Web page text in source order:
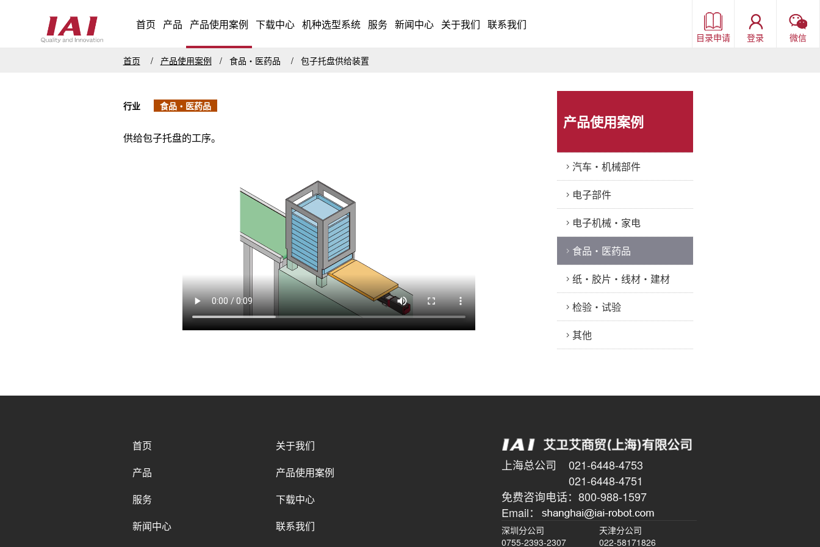
首页 产品 产品使用案例 下载中心 机种选型系统 服务 新闻中心 关于我们 联系我们
目录申请 登录
微信
首页
产品使用案例 食品・医药品 包子托盘供给装置
行业 食品・医药品
供给包子托盘的工序。
产品使用案例
汽车・机械部件
电子部件
电子机械・家电
食品・医药品
纸・胶片・线材・建材
检验・试验
其他
首页
产品
服务
新闻中心
关于我们
产品使用案例
下载中心
联系我们
上海总公司 021-6448-4753
021-6448-4751
免费咨询电话：800-988-1597
Email：
深圳分公司
0755-2393-2307
天津分公司
022-58171826